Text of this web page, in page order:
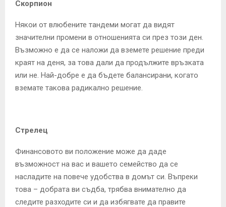
Скорпион
Някои от влюбените тандеми могат да видят
значителни промени в отношенията си през този ден.
Възможно е да се наложи да вземете решение преди
краят на деня, за това дали да продължите връзката
или не. Най-добре е да бъдете балансирани, когато
вземате такова радикално решение.
Стрелец
Финансовото ви положение може да даде
възможност на вас и вашето семейство да се
насладите на повече удобства в домът си. Въпреки
това – добрата ви съдба, трябва внимателно да
следите разходите си и да избягвате да правите